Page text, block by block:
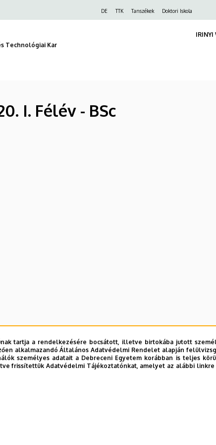
DE TTK Tanszékek Doktori Iskola
Technológiai Kar
IRINYI
I. Félév - BSc
konzultációs beosztás
tartja a rendelkezésére bocsátott, illetve birtokába jutott
alkalmazandó Általános Adatvédelmi Rendelet alapján
személyes adatait a Debreceni Egyetem korábban is teljes
frissítettük Adatvédelmi Tájékoztatónkat, amelyet az alábbi